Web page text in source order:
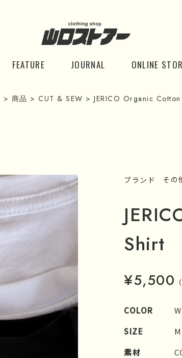
FEATURE JOURNAL ONLINE
> 商品 > CUT & SEW > JERICO Organic
ブランド その
Shirt
¥5,500
COLOR
SIZE
素材